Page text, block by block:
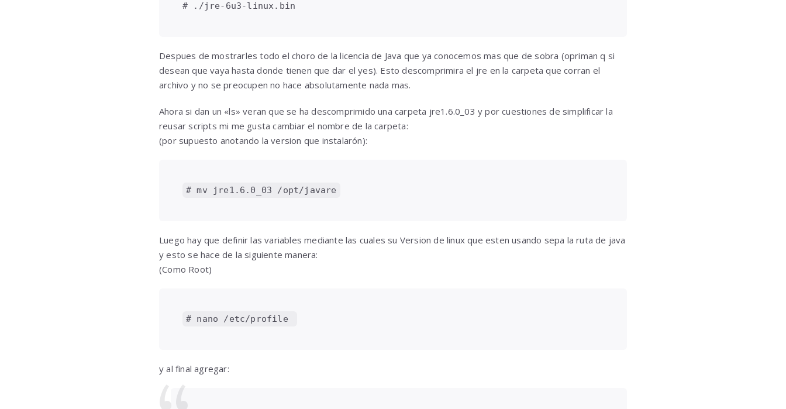
# ./jre-6u3-linux.bin
Despues de mostrarles todo el choro de la licencia de Java que ya conocemos mas que de sobra (opriman q si
desean que vaya hasta donde tienen que dar el yes). Esto descomprimira el jre en la carpeta que corran el
archivo y no se preocupen no hace absolutamente nada mas.
Ahora si dan un «ls» veran que se ha descomprimido una carpeta jre1.6.0_03 y por cuestiones de simplificar la
reusar scripts mi me gusta cambiar el nombre de la carpeta:
(por supuesto anotando la version que instalarón):
# mv jre1.6.0_03 /opt/javare
Luego hay que definir las variables mediante las cuales su Version de linux que esten usando sepa la ruta de java
y esto se hace de la siguiente manera:
(Como Root)
# nano /etc/profile
y al final agregar: